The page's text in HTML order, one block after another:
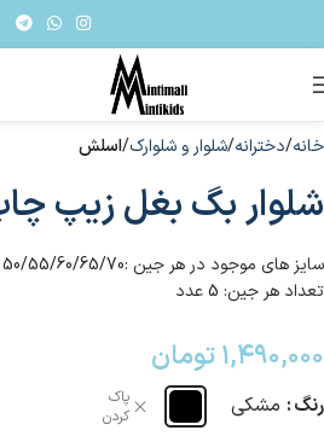
خانه دخترانه شلوار و شلوارک اسلش
شلوار بگ بغل زیپ
سایز های موجود در هر جین :50/55/60/65/70
تعداد هر جین: 5 عدد
۱,۴۹۰,۰۰۰تومان
رنگ مشکی
پاک
کردن